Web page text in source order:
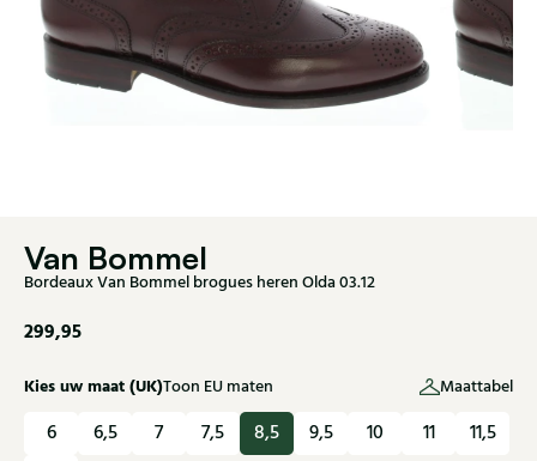
Van Bommel
Bordeaux Van Bommel brogues heren Olda 03.12
299,95
Kies uw maat (UK)Toon EU maten Maattabel
6 6,5 7 7,5 8,5 9,5 10 11
11,5